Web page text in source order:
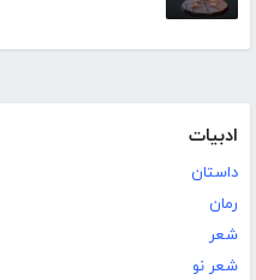
ادبیات
داستان
رمان
شعر
شعر نو